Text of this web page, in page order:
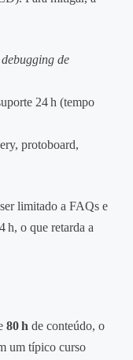
debugging de
24 h (tempo
protoboard,
limitado a FAQs e
h, o que retarda a
80 h de conteúdo, o
um típico curso